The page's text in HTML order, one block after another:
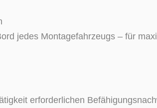
jedes Montagefahrzeugs – für
erforderlichen